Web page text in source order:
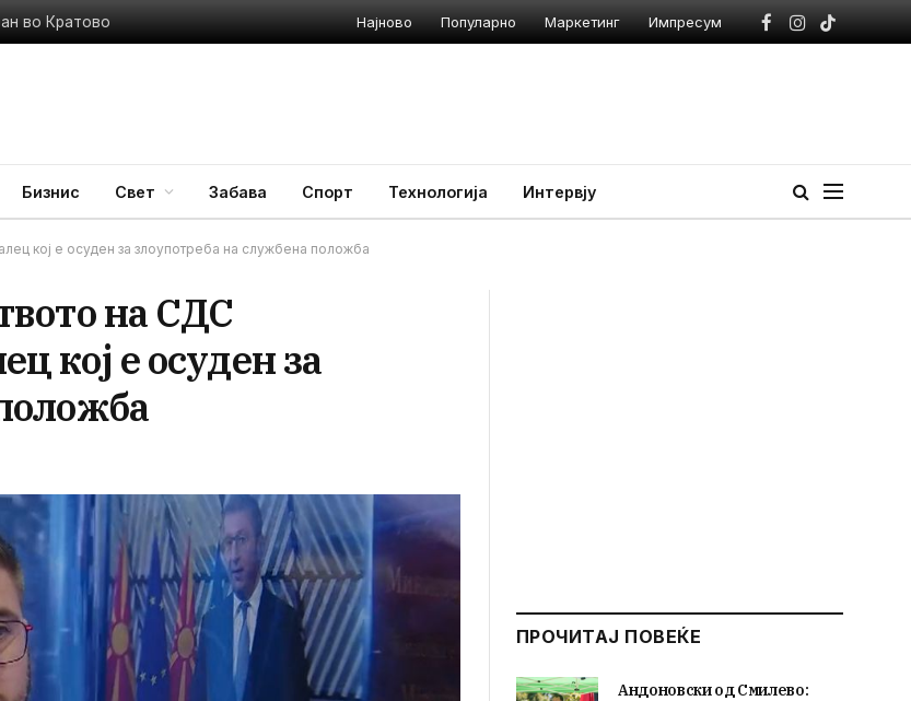
во Кратово Најново Популарно Маркетинг Импресум
Facebook
Instagram
TikTok
Бизнис Свет Забава Спорт Технологија Интервју
кој е осуден за злоупотреба на службена положба
на СДС
кој е осуден за
ПРОЧИТАЈ ПОВЕЌЕ
Андоновски од Смилево: